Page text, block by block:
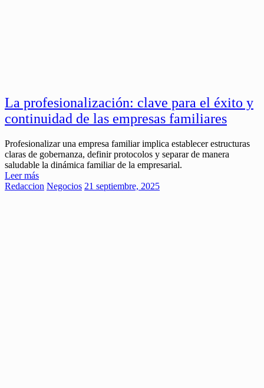
La profesionalización: clave para el éxito y
continuidad de las empresas familiares
Profesionalizar una empresa familiar implica establecer estructuras
claras de gobernanza, definir protocolos y separar de manera
saludable la dinámica familiar de la empresarial.
Leer más
Redaccion Negocios 21 septiembre, 2025